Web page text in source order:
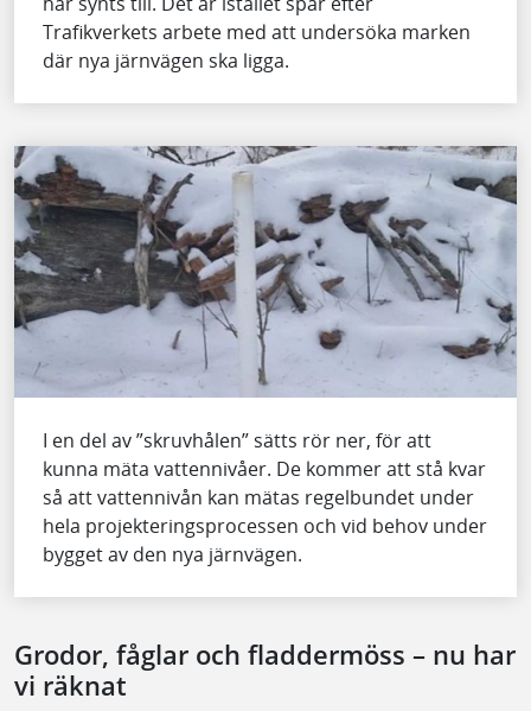
Trafikverkets arbete med att undersöka marken
där nya järnvägen ska ligga.
I en del av ”skruvhålen” sätts rör ner, för att
kunna mäta vattennivåer. De kommer att stå kvar
så att vattennivån kan mätas regelbundet under
hela projekteringsprocessen och vid behov under
bygget av den nya järnvägen.
Grodor, fåglar och fladdermöss – nu har
vi räknat